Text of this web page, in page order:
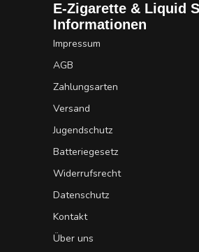
E-Zigarette & Liquid
Informationen
Impressum
AGB
Zahlungsarten
Versand
Jugendschutz
Batteriegesetz
Widerrufsrecht
Datenschutz
Kontakt
Über uns